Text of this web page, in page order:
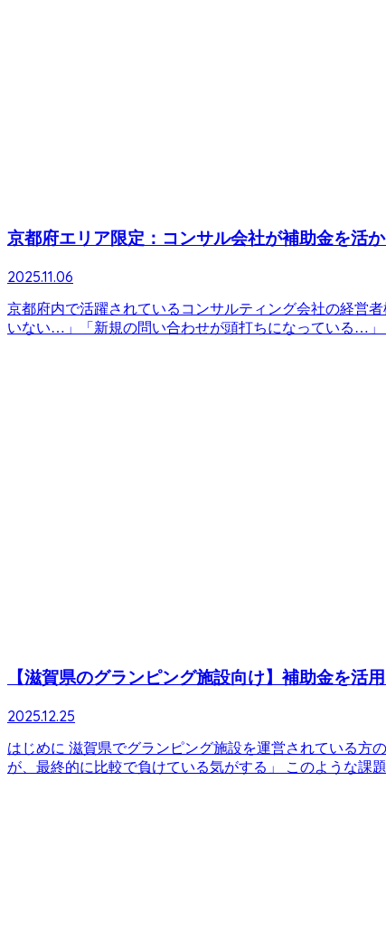
京都府エリア限定：コンサル会社が補助金を活
2025.11.06
京都府内で活躍されているコンサルティング会社の経営
いない…」「新規の問い合わせが頭打ちになっている…」
【滋賀県のグランピング施設向け】補助金を活
2025.12.25
はじめに 滋賀県でグランピング施設を運営されている方
が、最終的に比較で負けている気がする」 このような課